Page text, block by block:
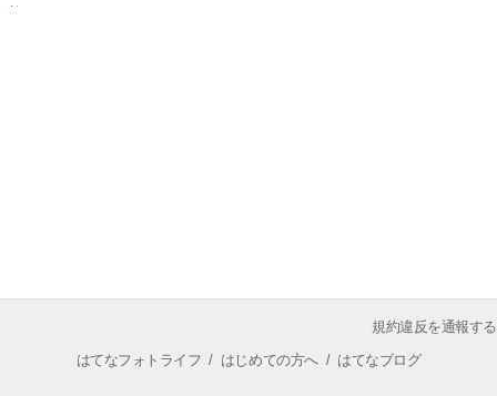
規約違反を通報する
はてなフォトライフ / はじめての方へ/ はてなブログ